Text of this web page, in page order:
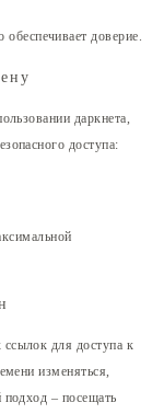
доверие.
даркнета,
доступа:
для доступа к
изменяться,
– посещать